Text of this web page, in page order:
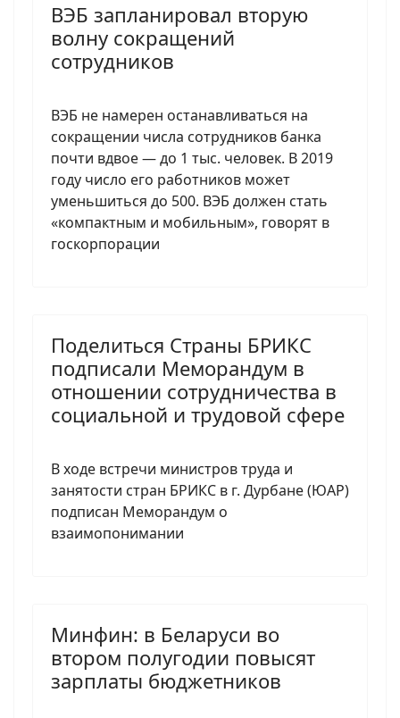
ВЭБ запланировал вторую
волну сокращений
сотрудников
ВЭБ не намерен останавливаться на
сокращении числа сотрудников банка
почти вдвое — до 1 тыс. человек. В 2019
году число его работников может
уменьшиться до 500. ВЭБ должен стать
«компактным и мобильным», говорят в
госкорпорации
Поделиться Страны БРИКС
подписали Меморандум в
отношении сотрудничества в
социальной и трудовой сфере
В ходе встречи министров труда и
занятости стран БРИКС в г. Дурбане (ЮАР)
подписан Меморандум о
взаимопонимании
Минфин: в Беларуси во
втором полугодии повысят
зарплаты бюджетников